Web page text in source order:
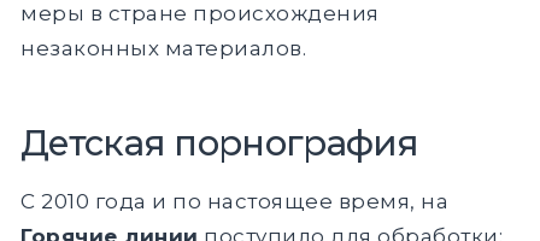
меры в стране происхождения
незаконных материалов.
Детская порнография
С 2010 года и по настоящее время, на